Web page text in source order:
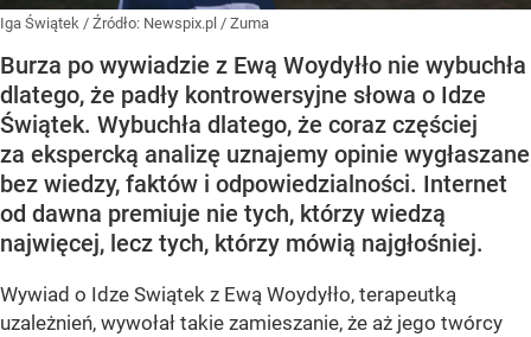
Iga Świątek / Źródło: Newspix.pl / Zuma
Burza po wywiadzie z Ewą Woydyłło nie wybuchła
dlatego, że padły kontrowersyjne słowa o Idze
Świątek. Wybuchła dlatego, że coraz częściej
za ekspercką analizę uznajemy opinie wygłaszane
bez wiedzy, faktów i odpowiedzialności. Internet
od dawna premiuje nie tych, którzy wiedzą
najwięcej, lecz tych, którzy mówią najgłośniej.
Wywiad o Idze Swiątek z Ewą Woydyłło, terapeutką
uzależnień, wywołał takie zamieszanie, że aż jego twórcy